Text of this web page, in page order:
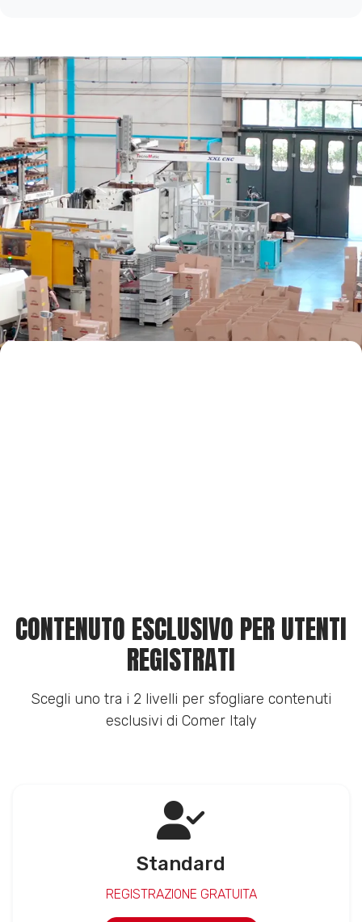
CONTENUTO ESCLUSIVO PER UTENTI
REGISTRATI
Scegli uno tra i 2 livelli per sfogliare contenuti
esclusivi di Comer Italy
Standard
REGISTRAZIONE GRATUITA